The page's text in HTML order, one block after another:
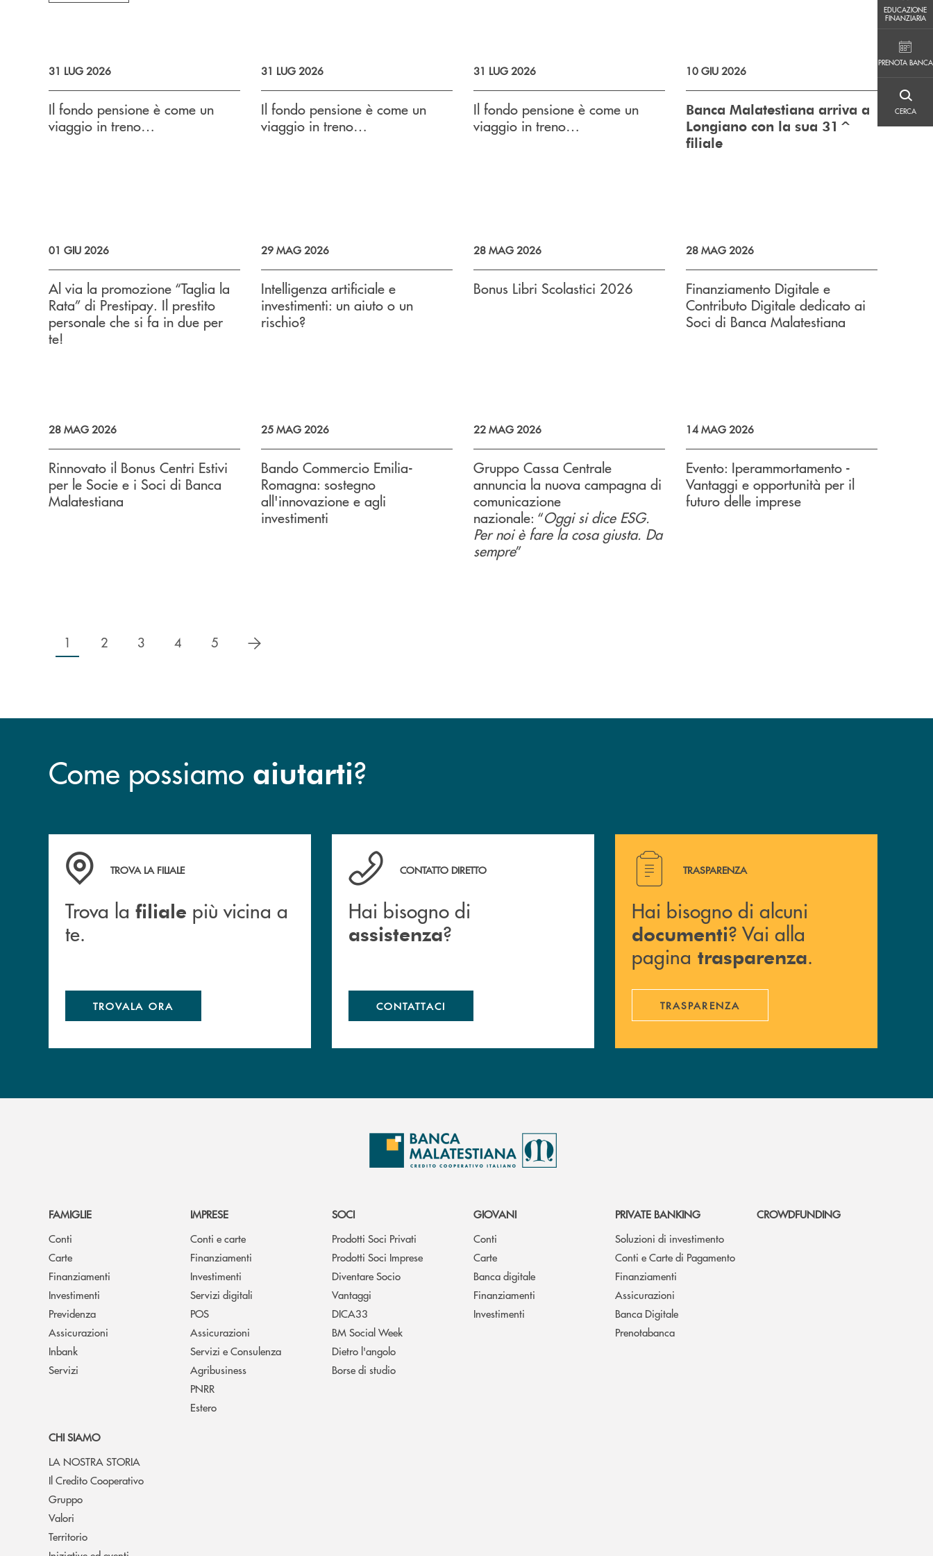
EDUCAZIONE
FINANZIARIA
PRENOTA BANCA
CERCA
CERCA
31 LUG 2026
Il fondo pensione è come un
viaggio in treno…
31 LUG 2026
Il fondo pensione è come un
viaggio in treno…
31 LUG 2026
Il fondo pensione è come un
viaggio in treno…
10 GIU 2026
Banca Malatestiana arriva a
Longiano con la sua 31^
filiale
01 GIU 2026
Al via la promozione “Taglia la
Rata” di Prestipay. Il prestito
personale che si fa in due per
te!
29 MAG 2026
Intelligenza artificiale e
investimenti: un aiuto o un
rischio?
28 MAG 2026
Bonus Libri Scolastici 2026
28 MAG 2026
Finanziamento Digitale e
Contributo Digitale dedicato ai
Soci di Banca Malatestiana
28 MAG 2026
Rinnovato il Bonus Centri Estivi
per le Socie e i Soci di Banca
Malatestiana
25 MAG 2026
Bando Commercio Emilia-
Romagna: sostegno
all'innovazione e agli
investimenti
22 MAG 2026
Gruppo Cassa Centrale
annuncia la nuova campagna di
comunicazione
nazionale: “Oggi si dice ESG.
Per noi è fare la cosa giusta. Da
sempre”
14 MAG 2026
Evento: Iperammortamento -
Vantaggi e opportunità per il
futuro delle imprese
1 2 3 4 5 successivo
Come possiamo aiutarti?
Trova la filiale più vicina a te.
TROVA LA FILIALE
Trova la filiale più vicina a
te.
TROVALA ORA
Hai bisogno di assistenza ?&nbsp;
CONTATTO DIRETTO
Hai bisogno di
assistenza?
CONTATTACI
Hai bisogno di alcuni documenti ? Vai alla pagina
TRASPARENZA
Hai bisogno di alcuni
documenti? Vai alla
pagina trasparenza.
TRASPARENZA
FAMIGLIE
Conti
Carte
Finanziamenti
Investimenti
Previdenza
Assicurazioni
Inbank
Servizi
IMPRESE
Conti e carte
Finanziamenti
Investimenti
Servizi digitali
POS
Assicurazioni
Servizi e Consulenza
Agribusiness
PNRR
Estero
SOCI
Prodotti Soci Privati
Prodotti Soci Imprese
Diventare Socio
Vantaggi
DICA33
BM Social Week
Dietro l'angolo
Borse di studio
GIOVANI
Conti
Carte
Banca digitale
Finanziamenti
Investimenti
PRIVATE BANKING
Soluzioni di investimento
Conti e Carte di Pagamento
Finanziamenti
Assicurazioni
Banca Digitale
Prenotabanca
CROWDFUNDING
CHI SIAMO
LA NOSTRA STORIA
Il Credito Cooperativo
Gruppo
Valori
Territorio